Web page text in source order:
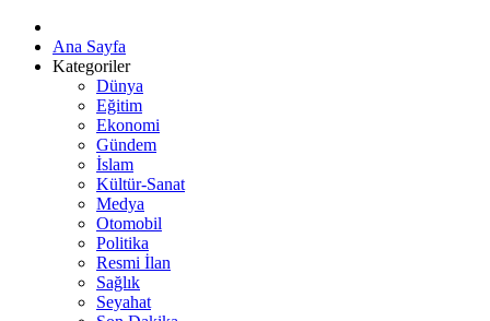
Ana Sayfa
Kategoriler
Dünya
Eğitim
Ekonomi
Gündem
İslam
Kültür-Sanat
Medya
Otomobil
Politika
Resmi İlan
Sağlık
Seyahat